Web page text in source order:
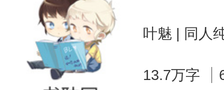
叶魅 | 同人
13.7万字